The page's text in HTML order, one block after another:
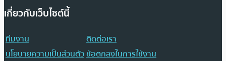
เกี่ยวกับเว็บไซต์นี้
ทีมงาน
ติดต่อเรา
นโยบายความเป็นส่วนตัวข้อตกลงในการใช้งาน